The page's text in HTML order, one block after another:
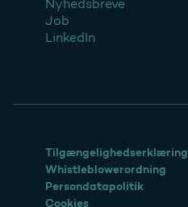
Nyhedsbreve
Job
LinkedIn
Tilgængelighedserklæring
Whistleblowerordning
Persondatapolitik
Cookies